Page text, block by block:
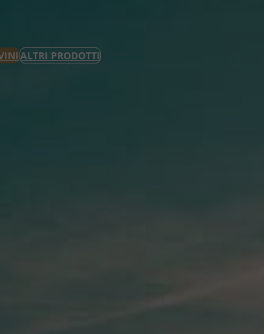
ALTRI PRODOTTI